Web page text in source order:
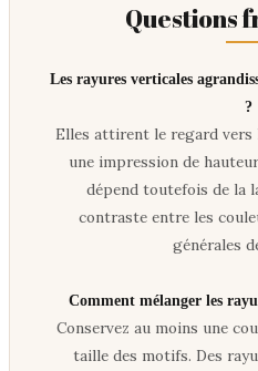
Questions
Les rayures verticales
?
Elles attirent le regard
une impression de
dépend toutefois de la
contraste entre les
générales
Comment mélanger les
Conservez au moins une
taille des motifs. Des